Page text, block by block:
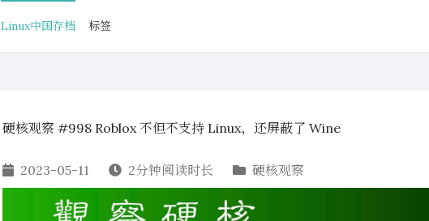
Linux中国存档 标签
硬核观察 #998 Roblox 不但不支持 Linux，还屏蔽了 Wine
2023-05-11 2分钟阅读时长 硬核观察